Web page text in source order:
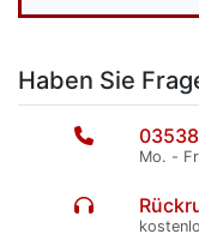
Haben Sie
Mo. -